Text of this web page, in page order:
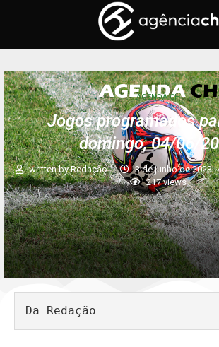
AGENDA CH
Jogos programados
domingo, 04/06/
written byRedação 3 de junho de 2023
217views
Da Redação